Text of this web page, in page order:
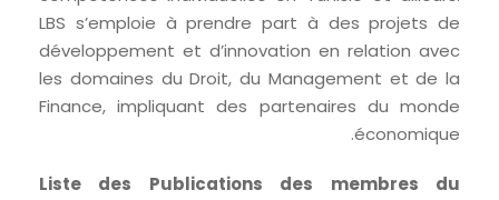
LBS s’emploie à prendre part à des projets de
développement et d’innovation en relation avec
les domaines du Droit, du Management et de la
Finance, impliquant des partenaires du monde
économique.
Liste des Publications des membres du